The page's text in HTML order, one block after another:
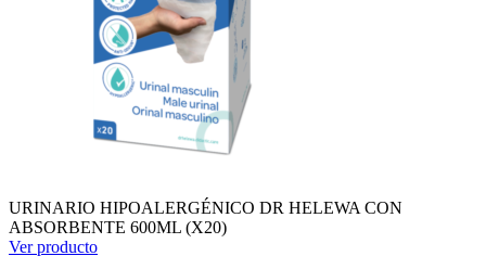
URINARIO HIPOALERGÉNICO DR HELEWA CON
ABSORBENTE 600ML (X20)
Ver producto